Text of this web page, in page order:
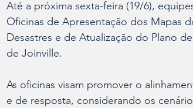
Até a próxima sexta-feira (19/6),
Oficinas de Apresentação dos Mapas
Desastres e de Atualização do Plano
de Joinville.
As oficinas visam promover o
e de resposta, considerando os